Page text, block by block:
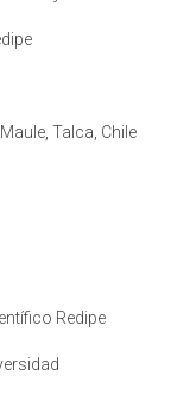
Talca, Chile
Redipe